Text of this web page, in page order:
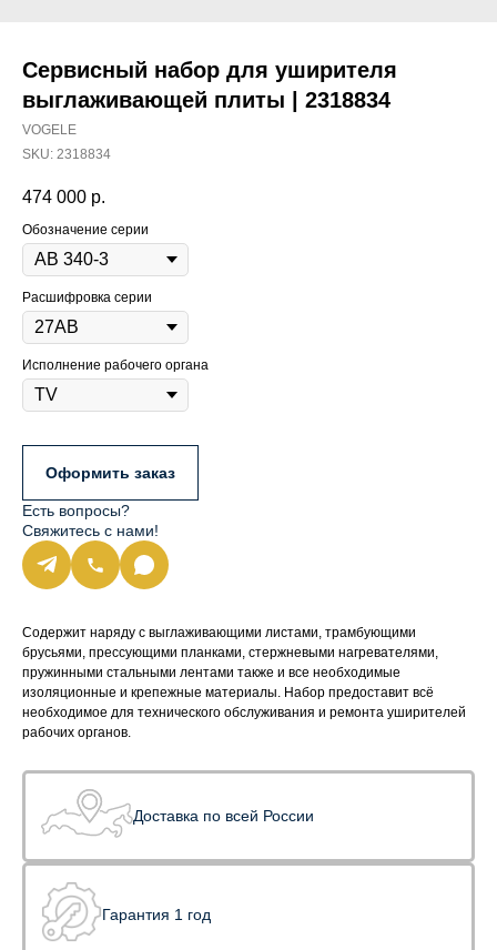
Сервисный набор для уширителя
выглаживающей плиты | 2318834
VOGELE
SKU: 2318834
474 000 р.
Обозначение серии
Расшифровка серии
Исполнение рабочего органа
Оформить заказ
Есть вопросы?
Свяжитесь с нами!
Содержит наряду с выглаживающими листами, трамбующими
брусьями, прессующими планками, стержневыми нагревателями,
пружинными стальными лентами также и все необходимые
изоляционные и крепежные материалы. Набор предоставит всё
необходимое для технического обслуживания и ремонта уширителей
рабочих органов.
Доставка по всей России
Гарантия 1 год